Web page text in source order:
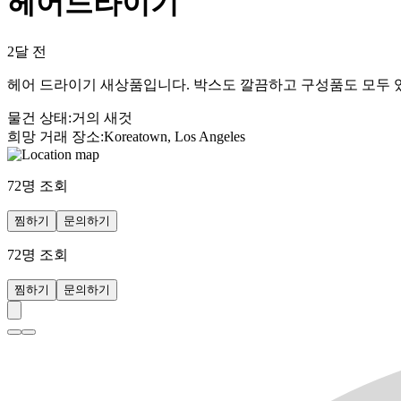
2달 전
헤어 드라이기 새상품입니다. 박스도 깔끔하고 구성품도 모두
물건 상태 :거의 새것
희망 거래 장소:Koreatown, Los Angeles
72명 조회
찜하기 문의하기
72명 조회
찜하기 문의하기